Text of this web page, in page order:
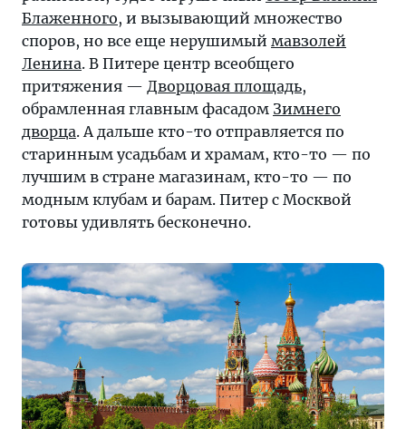
Блаженного, и вызывающий множество
споров, но все еще нерушимый мавзолей
Ленина. В Питере центр всеобщего
притяжения — Дворцовая площадь,
обрамленная главным фасадом Зимнего
дворца. А дальше кто-то отправляется по
старинным усадьбам и храмам, кто-то — по
лучшим в стране магазинам, кто-то — по
модным клубам и барам. Питер с Москвой
готовы удивлять бесконечно.